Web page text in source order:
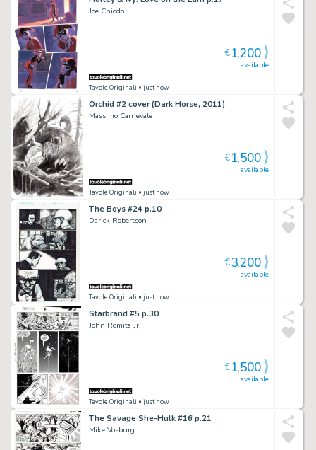
Joe Chiodo
Tavole Originali • just now
available
€1,200
Orchid #2 cover (Dark Horse, 2011)
Massimo Carnevale
Tavole Originali • just now
available
€1,500
The Boys #24 p.10
Darick Robertson
Tavole Originali • just now
available
€3,200
Starbrand #5 p.30
John Romita Jr.
Tavole Originali • just now
available
€1,500
The Savage She-Hulk #16 p.21
Mike Vosburg